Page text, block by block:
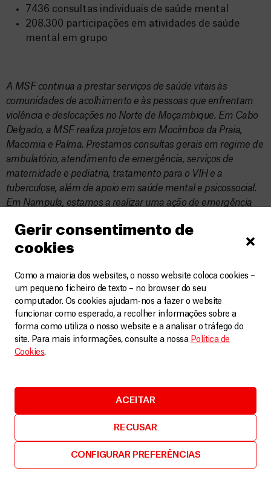
Gerir consentimento de
cookies
Como a maioria dos websites, o nosso website coloca cookies –
um pequeno ficheiro de texto – no browser do seu
computador. Os cookies ajudam-nos a fazer o website
funcionar como esperado, a recolher informações sobre a
forma como utiliza o nosso website e a analisar o tráfego do
site. Para mais informações, consulte a nossa Política de
Cookies.
ACEITAR
RECUSAR
CONFIGURAR PREFERÊNCIAS
7436 consultas individuais de saúde mental
208.300 participações em atividades de saúde
mental em grupo
A MSF continua a prestar serviços de saúde vitais às
comunidades de acolhimento e às pessoas que enfrentam
violência e deslocações no Norte de Moçambique. Em Cabo
Delgado, a MSF realiza projetos em Mocímboa da Praia,
Macomia e Palma. Prestamos consultas gerais em regime de
ambulatório, atendimento de emergência, serviços de
maternidade e pediatria, tratamento para o VIH e a
tuberculose, além de apoio em saúde mental e psicossocial.
Em Nampula, estamos a realizar uma ação de emergência
tratamento de um surto de cólera em Nacala.
Saiba mais na galeria de fotos: